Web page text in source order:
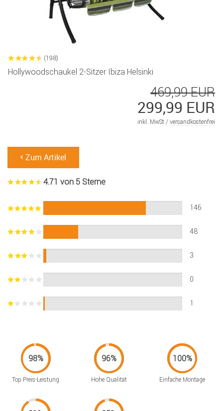
(198)
Hollywoodschaukel 2-Sitzer Ibiza Helsinki
469,99 EUR
299,99 EUR
inkl. MwSt / versandkostenfrei
Zum Artikel
4.71 von 5 Sterne
146
48
3
0
1
Top Preis-Leistung Hohe Qualität Einfache Montage